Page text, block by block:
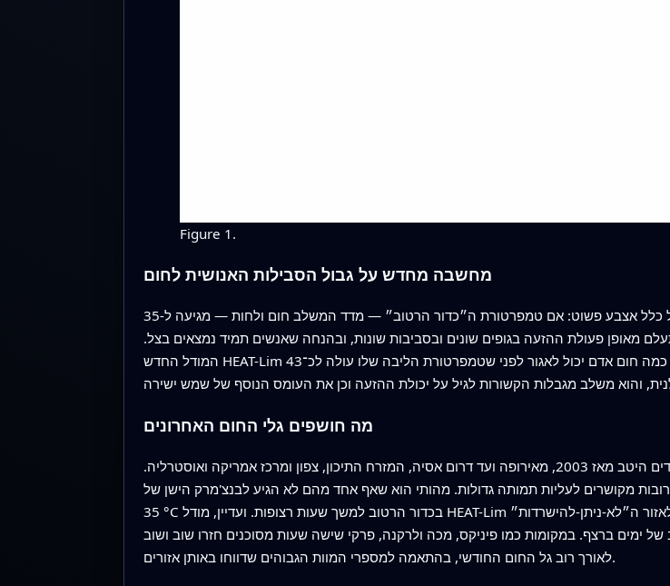
Figure 1.
מחשבה מחדש על גבול הסבילות האנושית לחום
שנים רבות הערכות אקלימיות רבות הסתמכו על כלל אצבע פשוט: אם טמפרטורת ה״כדור הרטוב״ — מדד המשלב חום ולחות — מגיעה ל‑35 °C למשך שש שעות,
מאופן פעולת ההזעה בגופים שונים ובסביבות שונות, ובהנחה שאנשים תמיד נמצאים בצל.
המודל החדש HEAT-Lim שבו השתמשו במחקר מוסיף פיזיולוגיה ריאליסטית: הוא עוקב כמה חום אדם יכול לאגור לפני שטמפרטורת הליבה שלו עולה לכ־43 °C, רמה
מה חושפים גלי החום האחרונים
החוקרים יישמו את הגישה המבוססת פיזיולוגיה על שישה גלי חום מתועדים היטב מאז 2003, מאירופה ועד דרום אסיה, המזרח התיכון, צפון ומרכז אמריקה ואוסטרליה.
מקושרים לעליות תמותה גדולות. מהותי הוא שאף אחד מהם לא הגיע לבנצ'מרק הישן של
35 °C בכדור הרטוב למשך שעות רצופות. ועדיין, מודל HEAT-Lim מראה שבמהלך כל ששת האירועים, תנאי החוץ בשמש ישירה עברו לאזור ה״לא-ניתן-להישרדות״
רב של ימים ברצף. במקומות כמו פיניקס, מכה ולרקנה, פרקי שישה שעות מסוכנים חזרו שוב ושוב
לאורך רוב גל החום החודשי, בהתאמה למספרי המוות הגבוהים שדווחו באותן אזורים.